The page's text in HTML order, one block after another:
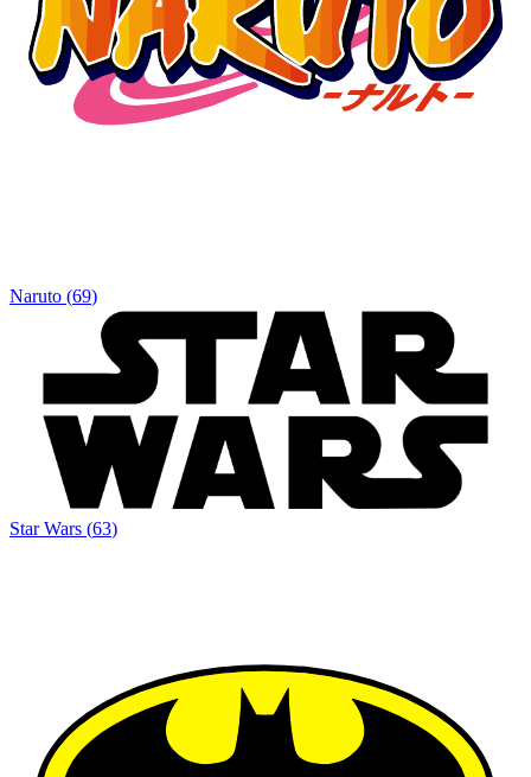
Naruto (69)
Star Wars (63)